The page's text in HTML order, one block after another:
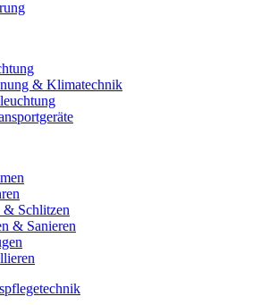
& Klimatechnik
& Schlitzen
& Sanieren